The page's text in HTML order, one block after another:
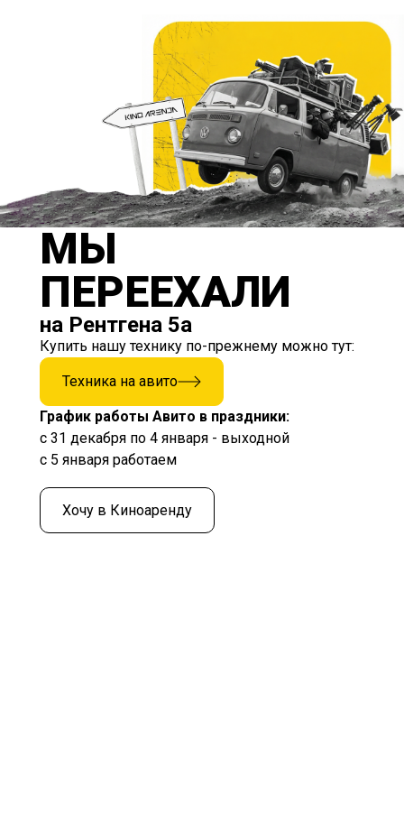
МЫ
ПЕРЕЕХАЛИ
на Рентгена 5а
Купить нашу технику по-прежнему можно тут:
Техника на авито
График работы Авито в праздники:
с 31 декабря по 4 января - выходной
с 5 января работаем
Хочу в Киноаренду